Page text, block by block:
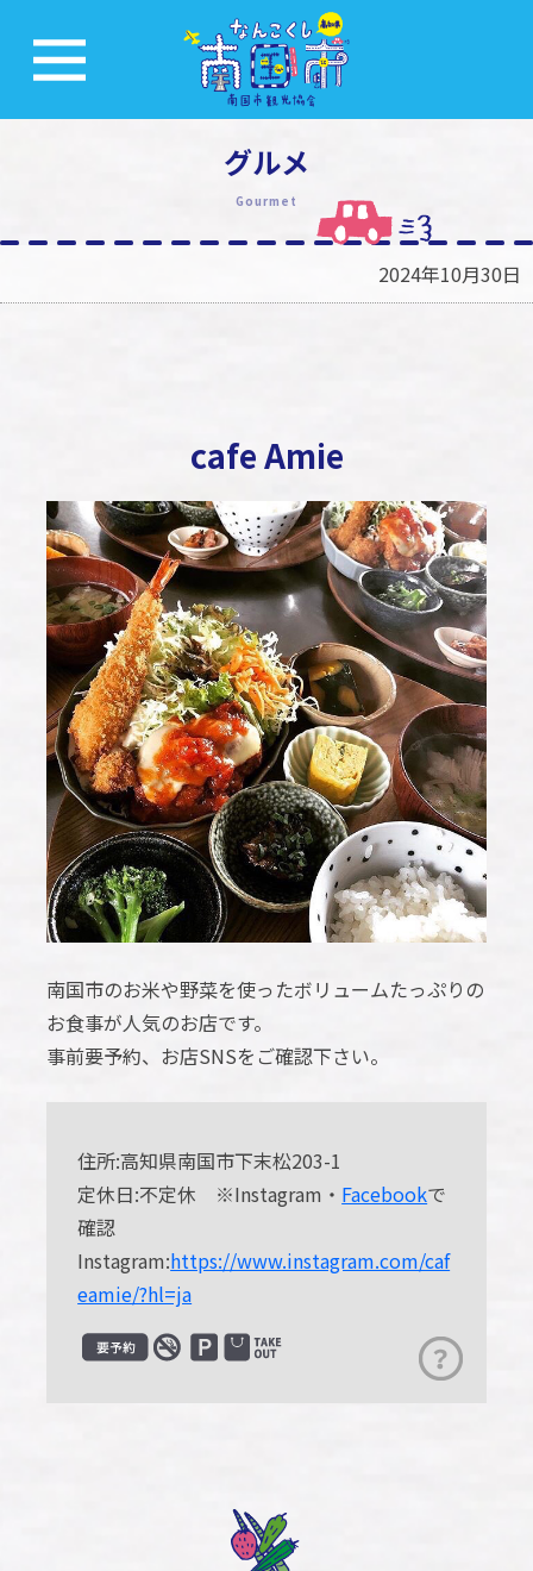
グルメ
Gourmet
2024年10月30日
cafe Amie
南国市のお米や野菜を使ったボリュームたっぷりの
お食事が人気のお店です。
事前要予約、お店SNSをご確認下さい。
住所:高知県南国市下末松203-1
定休日:不定休 ※Instagram・ Facebookで
確認
Instagram:https://www.instagram.com/caf
eamie/?hl=ja